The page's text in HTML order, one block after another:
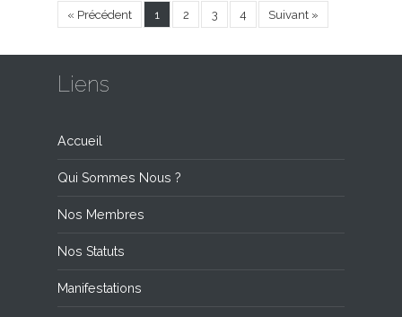
« Précédent 1 2 3 4 Suivant »
Liens
Accueil
Qui Sommes Nous ?
Nos Membres
Nos Statuts
Manifestations